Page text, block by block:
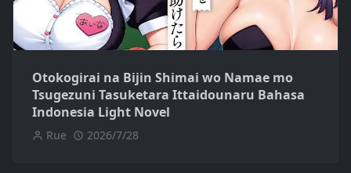
Otokogirai na Bijin Shimai wo Namae mo
Tsugezuni Tasuketara Ittaidounaru Bahasa
Indonesia Light Novel
Rue 2026/7/28